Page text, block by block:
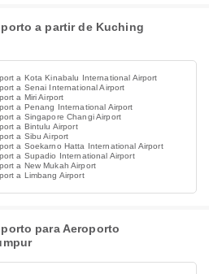
a partir de Kuching
a Kota Kinabalu International Airport
a Senai International Airport
a Miri Airport
a Penang International Airport
a Singapore Changi Airport
a Bintulu Airport
a Sibu Airport
a Soekarno Hatta International Airport
a Supadio International Airport
a New Mukah Airport
a Limbang Airport
para Aeroporto